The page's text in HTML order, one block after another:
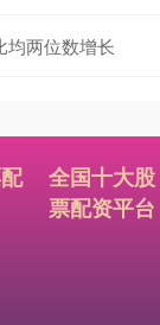
均两位数增长
全国十大股
票配资平台